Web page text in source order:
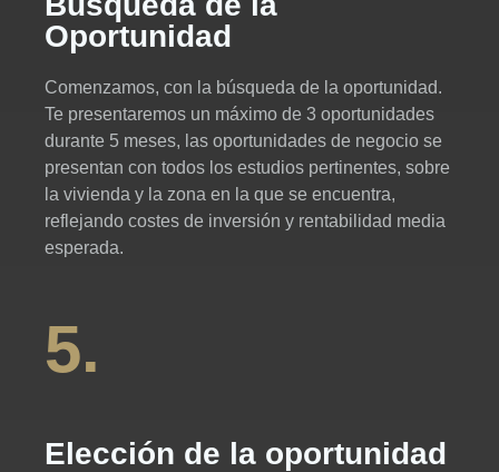
Oportunidad
Comenzamos, con la búsqueda de la oportunidad.
Te presentaremos un máximo de 3 oportunidades
durante 5 meses, las oportunidades de negocio se
presentan con todos los estudios pertinentes, sobre
la vivienda y la zona en la que se encuentra,
reflejando costes de inversión y rentabilidad media
esperada.
5.
Elección de la oportunidad